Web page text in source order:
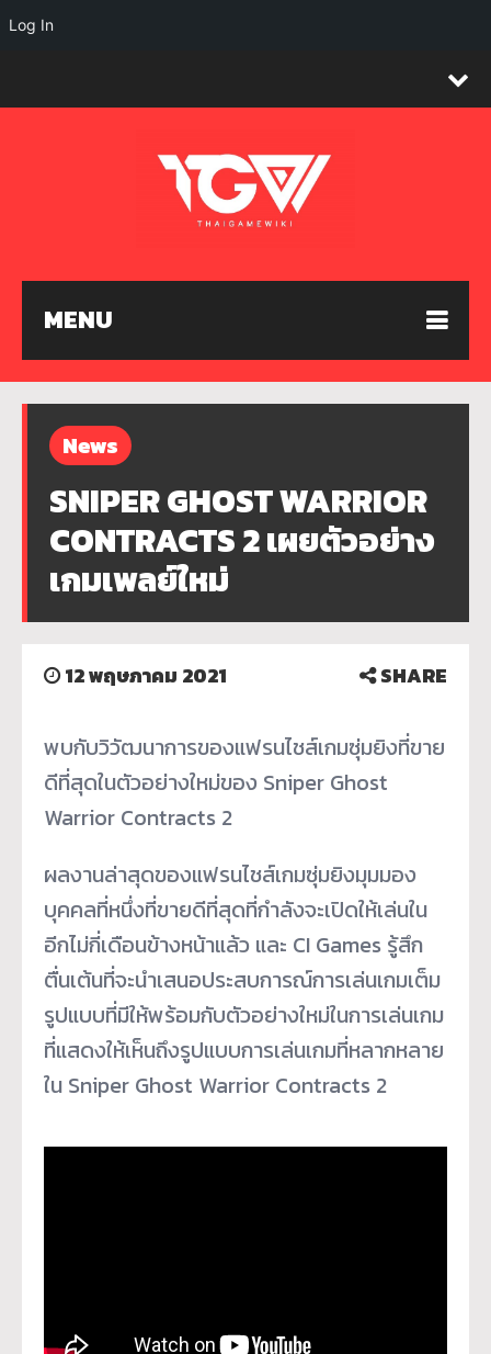
MENU
News
SNIPER GHOST WARRIOR
CONTRACTS 2 เผยตัวอย่าง
เกมเพลย์ใหม่
12 พฤษภาคม 2021 SHARE
พบกับวิวัฒนาการของแฟรนไชส์เกมซุ่มยิงที่ขาย
ดีที่สุดในตัวอย่างใหม่ของ Sniper Ghost
Warrior Contracts 2
ผลงานล่าสุดของแฟรนไชส์เกมซุ่มยิงมุมมอง
บุคคลที่หนึ่งที่ขายดีที่สุดที่กำลังจะเปิดให้เล่นใน
อีกไม่กี่เดือนข้างหน้าแล้ว และ CI Games รู้สึก
ตื่นเต้นที่จะนำเสนอประสบการณ์การเล่นเกมเต็ม
รูปแบบที่มีให้พร้อมกับตัวอย่างใหม่ในการเล่นเกม
ที่แสดงให้เห็นถึงรูปแบบการเล่นเกมที่หลากหลาย
ใน Sniper Ghost Warrior Contracts 2
Log In